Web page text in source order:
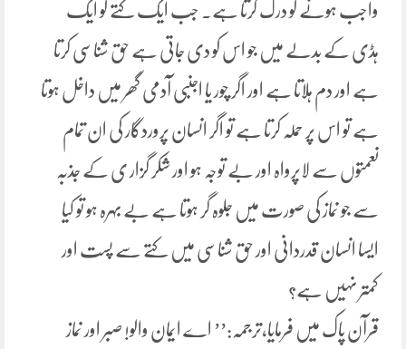
واجب ہونے کو درک کرتا ہے۔ جب ایک کتے کو ایک
ہڈی کے بدلے میں جو اس کو دی جاتی ہے حق شناسی کرتا
ہے اور دم ہلاتا ہے اور اگر چور یا اجنبی آدمی گھر میں داخل ہوتا
ہے تو اس پر حملہ کرتا ہے تو اگر انسان پروردگار کی ان تمام
نعمتوں سے لاپرواہ اور بے توجہ ہو اور شکر گزار ی کے جذبہ
سے جو نماز کی صورت میں جلوہ گر ہوتا ہے بے بہرہ ہو تو کیا
ایسا انسان قدردانی اور حق شناسی میں کتے سے پست اور
کمتر نہیں ہے؟
قرآن پاک میں فرمایا،ترجمہ:’’ اے ایمان والو! صبر اور نماز